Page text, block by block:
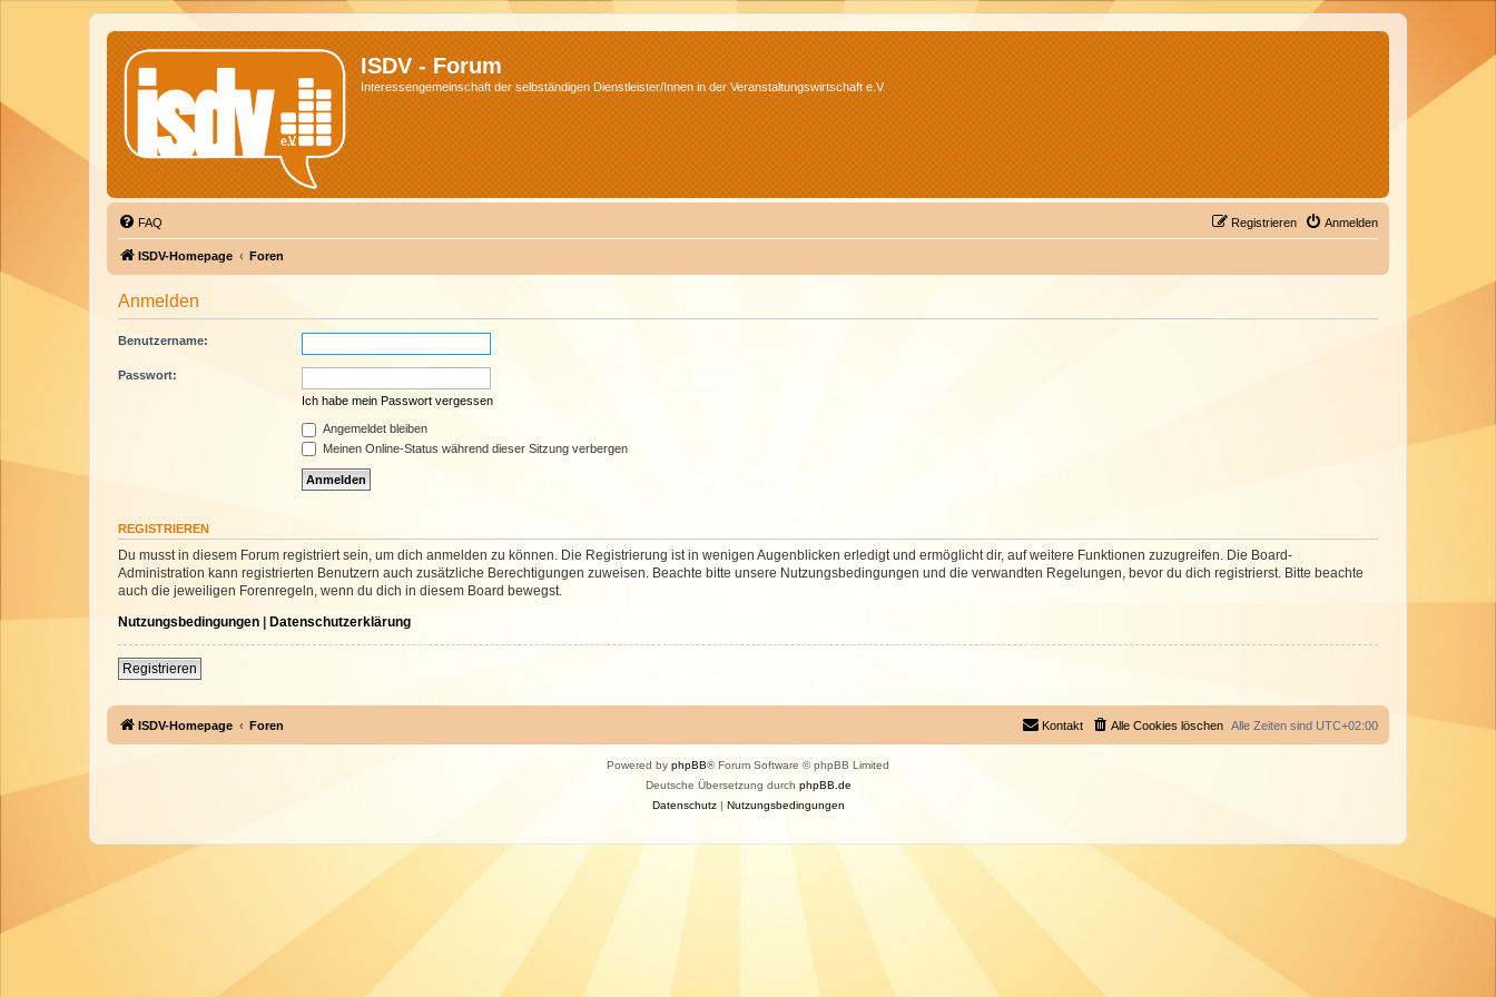
ISDV - Forum
Interessengemeinschaft der selbständigen Dienstleister/Innen in der Veranstaltungswirtschaft e.V.
FAQ Anmelden
Registrieren
ISDV-Homepage Foren
Anmelden
Benutzername:
Passwort:
Ich habe mein Passwort vergessen
Angemeldet bleiben
Meinen Online-Status während dieser Sitzung verbergen
REGISTRIEREN
Du musst in diesem Forum registriert sein, um dich anmelden zu können. Die Registrierung ist in wenigen Augenblicken erledigt und ermöglicht dir, auf weitere Funktionen zuzugreifen. Die Board-
Administration kann registrierten Benutzern auch zusätzliche Berechtigungen zuweisen. Beachte bitte unsere Nutzungsbedingungen und die verwandten Regelungen, bevor du dich registrierst. Bitte beachte
auch die jeweiligen Forenregeln, wenn du dich in diesem Board bewegst.
Nutzungsbedingungen | Datenschutzerklärung
Registrieren
ISDV-Homepage Foren Alle Zeiten sind UTC+02:00
Alle Cookies löschen
Kontakt
Powered by phpBB® Forum Software © phpBB Limited
Deutsche Übersetzung durch phpBB.de
Datenschutz| Nutzungsbedingungen